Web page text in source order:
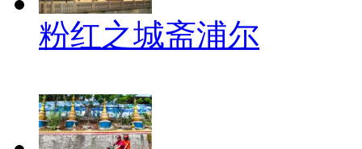
粉红之城斋浦尔